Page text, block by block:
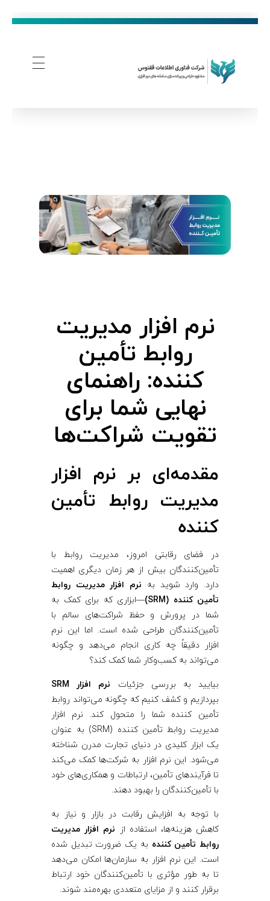
م‌
ت
ط
نرم‌ افزار مدیریت
روابط تأمین
‌کننده: راهنمای
نهایی شما برای
تقویت شراکت‌ها
مقدمه‌ای بر نرم‌ افزار
مدیریت روابط تأمین‌
کننده
در فضای رقابتی امروز، مدیریت روابط با
تأمین‌کنندگان بیش از هر زمان دیگری اهمیت
دارد. وارد شوید به نرم‌ افزار مدیریت روابط
تأمین ‌کننده (SRM)
—ابزاری که برای کمک به
شما در پرورش و حفظ شراکت‌های سالم با
تأمین‌کنندگان طراحی شده است. اما این نرم‌
افزار دقیقاً چه کاری انجام می‌دهد و چگونه
می‌تواند به کسب‌وکار شما کمک کند؟
بیایید به بررسی جزئیات نرم‌ افزار SRM
بپردازیم و کشف کنیم که چگونه می‌تواند روابط
تأمین ‌کننده شما را متحول کند. نرم‌ افزار
مدیریت روابط تأمین‌ کننده (SRM) به عنوان
یک ابزار کلیدی در دنیای تجارت مدرن شناخته
می‌شود. این نرم‌ افزار به شرکت‌ها کمک می‌کند
تا فرآیندهای تأمین، ارتباطات و همکاری‌های خود
با تأمین‌کنندگان را بهبود دهند.
با توجه به افزایش رقابت در بازار و نیاز به
کاهش هزینه‌ها، استفاده از نرم‌ افزار مدیریت
روابط تأمین‌ کننده به یک ضرورت تبدیل شده
است. این نرم‌ افزار به سازمان‌ها امکان می‌دهد
تا به طور مؤثری با تأمین‌کنندگان خود ارتباط
برقرار کنند و از مزایای متعددی بهره‌مند شوند.